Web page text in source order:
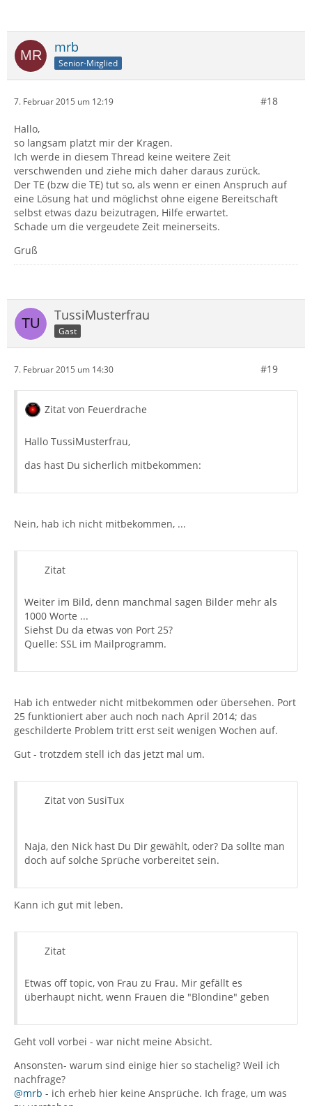
mrb
Senior-Mitglied
7. Februar 2015 um 12:19 #18
Hallo,
so langsam platzt mir der Kragen.
Ich werde in diesem Thread keine weitere Zeit
verschwenden und ziehe mich daher daraus zurück.
Der TE (bzw die TE) tut so, als wenn er einen Anspruch auf
eine Lösung hat und möglichst ohne eigene Bereitschaft
selbst etwas dazu beizutragen, Hilfe erwartet.
Schade um die vergeudete Zeit meinerseits.
Gruß
TussiMusterfrau
Gast
7. Februar 2015 um 14:30 #19
Zitat von Feuerdrache
Hallo TussiMusterfrau,
das hast Du sicherlich mitbekommen:
Nein, hab ich nicht mitbekommen, ...
Zitat
Weiter im Bild, denn manchmal sagen Bilder mehr als
1000 Worte ...
Siehst Du da etwas von Port 25?
Quelle: SSL im Mailprogramm.
Hab ich entweder nicht mitbekommen oder übersehen. Port
25 funktioniert aber auch noch nach April 2014; das
geschilderte Problem tritt erst seit wenigen Wochen auf.
Gut - trotzdem stell ich das jetzt mal um.
Zitat von SusiTux
Naja, den Nick hast Du Dir gewählt, oder? Da sollte man
doch auf solche Sprüche vorbereitet sein.
Kann ich gut mit leben.
Zitat
Etwas off topic, von Frau zu Frau. Mir gefällt es
überhaupt nicht, wenn Frauen die "Blondine" geben
Geht voll vorbei - war nicht meine Absicht.
Ansonsten- warum sind einige hier so stachelig? Weil ich
nachfrage?
@mrb - ich erheb hier keine Ansprüche. Ich frage, um was